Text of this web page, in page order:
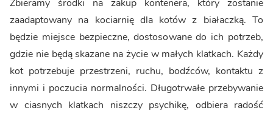
Zbieramy środki na zakup kontenera, który zostanie
zaadaptowany na kociarnię dla kotów z białaczką. To
będzie miejsce bezpieczne, dostosowane do ich potrzeb,
gdzie nie będą skazane na życie w małych klatkach. Każdy
kot potrzebuje przestrzeni, ruchu, bodźców, kontaktu z
innymi i poczucia normalności. Długotrwałe przebywanie
w ciasnych klatkach niszczy psychikę, odbiera radość